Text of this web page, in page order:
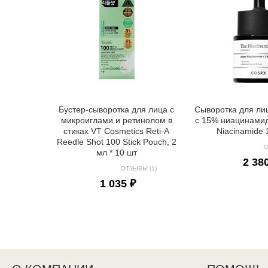
Бустер-сыворотка для лица с
микроиглами и ретинолом в
стиках VT Cosmetics Reti-A
Reedle Shot 100 Stick Pouch, 2
мл * 10 шт
ОТЗЫВЫ (1)
1 035 ₽
Сыворотка для
с 15%
Niacinamide
2